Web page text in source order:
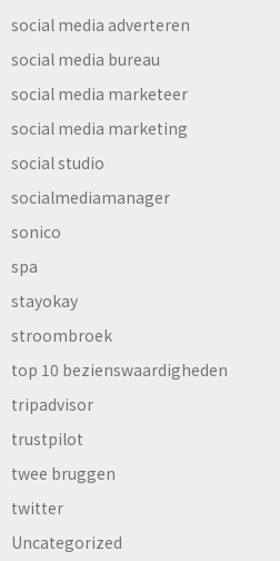
social media adverteren
social media bureau
social media marketeer
social media marketing
social studio
socialmediamanager
sonico
spa
stayokay
stroombroek
top 10 bezienswaardigheden
tripadvisor
trustpilot
twee bruggen
twitter
Uncategorized